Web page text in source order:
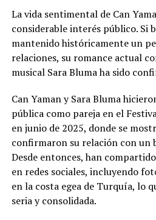
La vida sentimental de Can
considerable interés público. Si
mantenido históricamente un
relaciones, su romance actual
musical Sara Bluma ha sido
Can Yaman y Sara Bluma
pública como pareja en el
en junio de 2025, donde se
confirmaron su relación con un
Desde entonces, han
en redes sociales, incluyendo
en la costa egea de Turquía, lo
seria y consolidada.